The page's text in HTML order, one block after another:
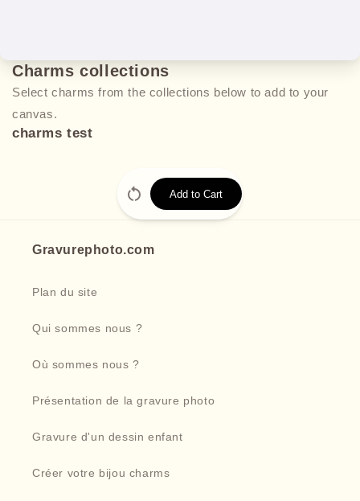
Charms collections
Select charms from the collections below to add to your
canvas.
charms test
Add to Cart
Gravurephoto.com
Plan du site
Qui sommes nous ?
Où sommes nous ?
Présentation de la gravure photo
Gravure d'un dessin enfant
Créer votre bijou charms